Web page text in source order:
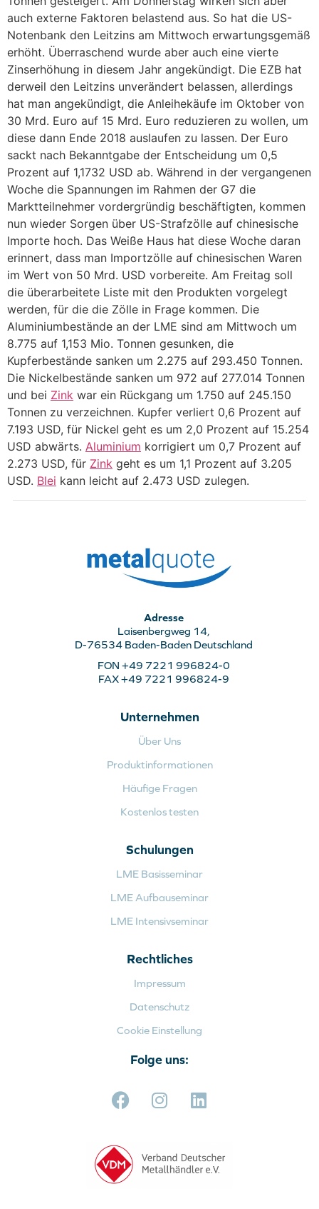
auch externe Faktoren belastend aus. So hat die US-
Notenbank den Leitzins am Mittwoch erwartungsgemäß
erhöht. Überraschend wurde aber auch eine vierte
Zinserhöhung in diesem Jahr angekündigt. Die EZB hat
derweil den Leitzins unverändert belassen, allerdings
hat man angekündigt, die Anleihekäufe im Oktober von
30 Mrd. Euro auf 15 Mrd. Euro reduzieren zu wollen, um
diese dann Ende 2018 auslaufen zu lassen. Der Euro
sackt nach Bekanntgabe der Entscheidung um 0,5
Prozent auf 1,1732 USD ab. Während in der vergangenen
Woche die Spannungen im Rahmen der G7 die
Marktteilnehmer vordergründig beschäftigten, kommen
nun wieder Sorgen über US-Strafzölle auf chinesische
Importe hoch. Das Weiße Haus hat diese Woche daran
erinnert, dass man Importzölle auf chinesischen Waren
im Wert von 50 Mrd. USD vorbereite. Am Freitag soll
die überarbeitete Liste mit den Produkten vorgelegt
werden, für die die Zölle in Frage kommen. Die
Aluminiumbestände an der LME sind am Mittwoch um
8.775 auf 1,153 Mio. Tonnen gesunken, die
Kupferbestände sanken um 2.275 auf 293.450 Tonnen.
Die Nickelbestände sanken um 972 auf 277.014 Tonnen
und bei Zink war ein Rückgang um 1.750 auf 245.150
Tonnen zu verzeichnen. Kupfer verliert 0,6 Prozent auf
7.193 USD, für Nickel geht es um 2,0 Prozent auf 15.254
USD abwärts. Aluminium korrigiert um 0,7 Prozent auf
2.273 USD, für Zink geht es um 1,1 Prozent auf 3.205
USD. Blei kann leicht auf 2.473 USD zulegen.
Adresse
Laisenbergweg 14,
D-76534 Baden-Baden Deutschland
FON +49 7221 996824-0
FAX +49 7221 996824-9
Unternehmen
Über Uns
Produktinformationen
Häufige Fragen
Kostenlos testen
Schulungen
LME Basisseminar
LME Aufbauseminar
LME Intensivseminar
Rechtliches
Impressum
Datenschutz
Cookie Einstellung
Folge uns: